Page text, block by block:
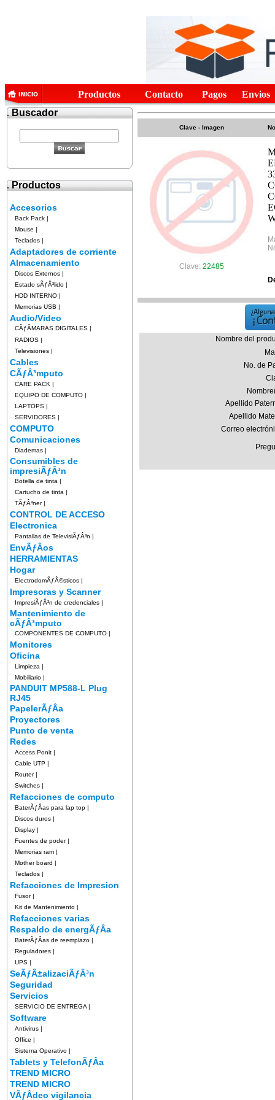
Productos Contacto Pagos
Envios
.Buscador
.Productos
Accesorios
Back Pack |
Mouse |
Teclados |
Adaptadores de corriente
Almacenamiento
Discos Externos |
Estado sÃƒÂ³lido |
HDD INTERNO |
Memorias USB |
Audio/Video
CÃƒÂMARAS DIGITALES |
RADIOS |
Televisiones |
Cables
CÃƒÂ³mputo
CARE PACK |
EQUIPO DE COMPUTO |
LAPTOPS |
SERVIDORES |
COMPUTO
Comunicaciones
Diademas |
Consumibles de
impresiÃƒÂ³n
Botella de tinta |
Cartucho de tinta |
TÃƒÂ³ner|
CONTROL DE ACCESO
Electronica
Pantallas de TelevisiÃƒÂ³n |
EnvÃƒÂ­os
HERRAMIENTAS
Hogar
ElectrodomÃƒÂ©sticos |
Impresoras y Scanner
ImpresiÃƒÂ³n de credenciales |
Mantenimiento de
cÃƒÂ³mputo
COMPONENTES DE COMPUTO |
Monitores
Oficina
Limpieza |
Mobiliario |
PANDUIT MP588-L Plug
RJ45
PapelerÃƒÂ­a
Proyectores
Punto de venta
Redes
Access Ponit |
Cable UTP |
Router|
Switches |
Refacciones de computo
BaterÃƒÂ­as para lap top |
Discos duros |
Display |
Fuentes de poder|
Memorias ram |
Mother board |
Teclados |
Refacciones de Impresion
Fusor|
Kit de Mantenimiento |
Refacciones varias
Respaldo de energÃƒÂ­a
BaterÃƒÂ­as de reemplazo |
Reguladores |
UPS |
SeÃƒÂ±alizaciÃƒÂ³n
Seguridad
Servicios
SERVICIO DE ENTREGA |
Software
Antivirus |
Office |
Sistema Operativo |
Tablets y TelefonÃƒÂ­a
TREND MICRO
TREND MICRO
VÃƒÂ­deo vigilancia
Clave - Imagen
Clave: 22485
Nombre del
No. de
Apellido
Apellido
Correo